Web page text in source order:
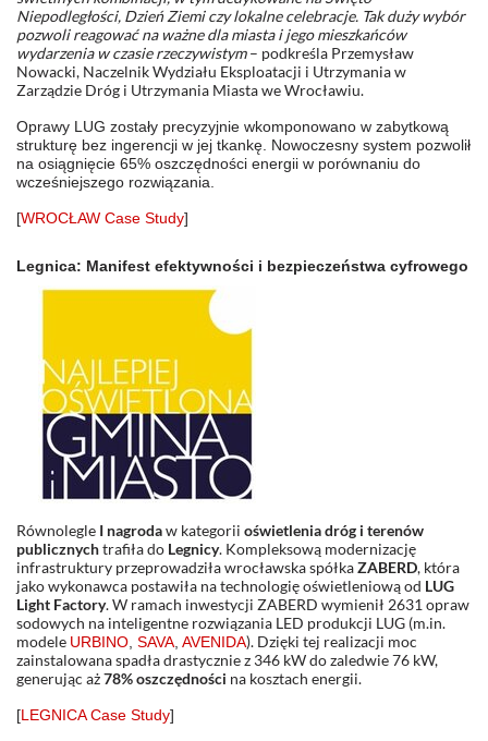
Niepodległości, Dzień Ziemi czy lokalne celebracje. Tak duży wybór
pozwoli reagować na ważne dla miasta i jego mieszkańców
wydarzenia w czasie rzeczywistym– podkreśla Przemysław
Nowacki, Naczelnik Wydziału Eksploatacji i Utrzymania w
Zarządzie Dróg i Utrzymania Miasta we Wrocławiu.
Oprawy LUG zostały precyzyjnie wkomponowano w zabytkową
strukturę bez ingerencji w jej tkankę. Nowoczesny system pozwolił
na osiągnięcie 65% oszczędności energii w porównaniu do
wcześniejszego rozwiązania.
[WROCŁAW Case Study]
Legnica: Manifest efektywności i bezpieczeństwa cyfrowego
Równolegle I nagrodaw kategorii oświetlenia dróg i terenów
publicznychtrafiła do Legnicy. Kompleksową modernizację
infrastruktury przeprowadziła wrocławska spółkaZABERD, która
jako wykonawca postawiła na technologię oświetleniową od LUG
Light Factory. W ramach inwestycji ZABERD wymienił 2631 opraw
sodowych na inteligentne rozwiązania LED produkcji LUG (m.in.
modele URBINO SAVA AVENIDA). Dzięki tej realizacji moc
zainstalowana spadła drastycznie z 346 kW do zaledwie 76 kW,
generując aż78% oszczędności na kosztach energii.
[LEGNICA Case Study]